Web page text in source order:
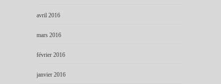
avril 2016
mars 2016
février 2016
janvier 2016